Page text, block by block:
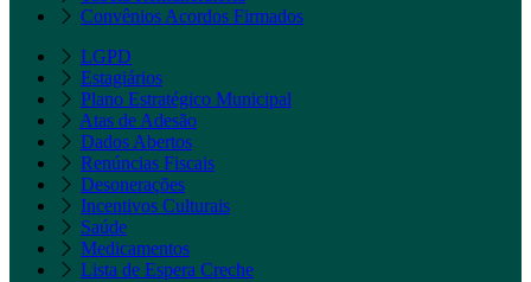
Convênios Acordos Firmados
LGPD
Estagiários
Plano Estratégico Municipal
Atas de Adesão
Dados Abertos
Renúncias Fiscais
Desonerações
Incentivos Culturais
Saúde
Medicamentos
Lista de Espera Creche